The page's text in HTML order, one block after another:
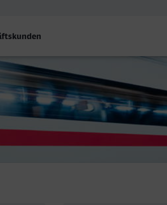
Hbf